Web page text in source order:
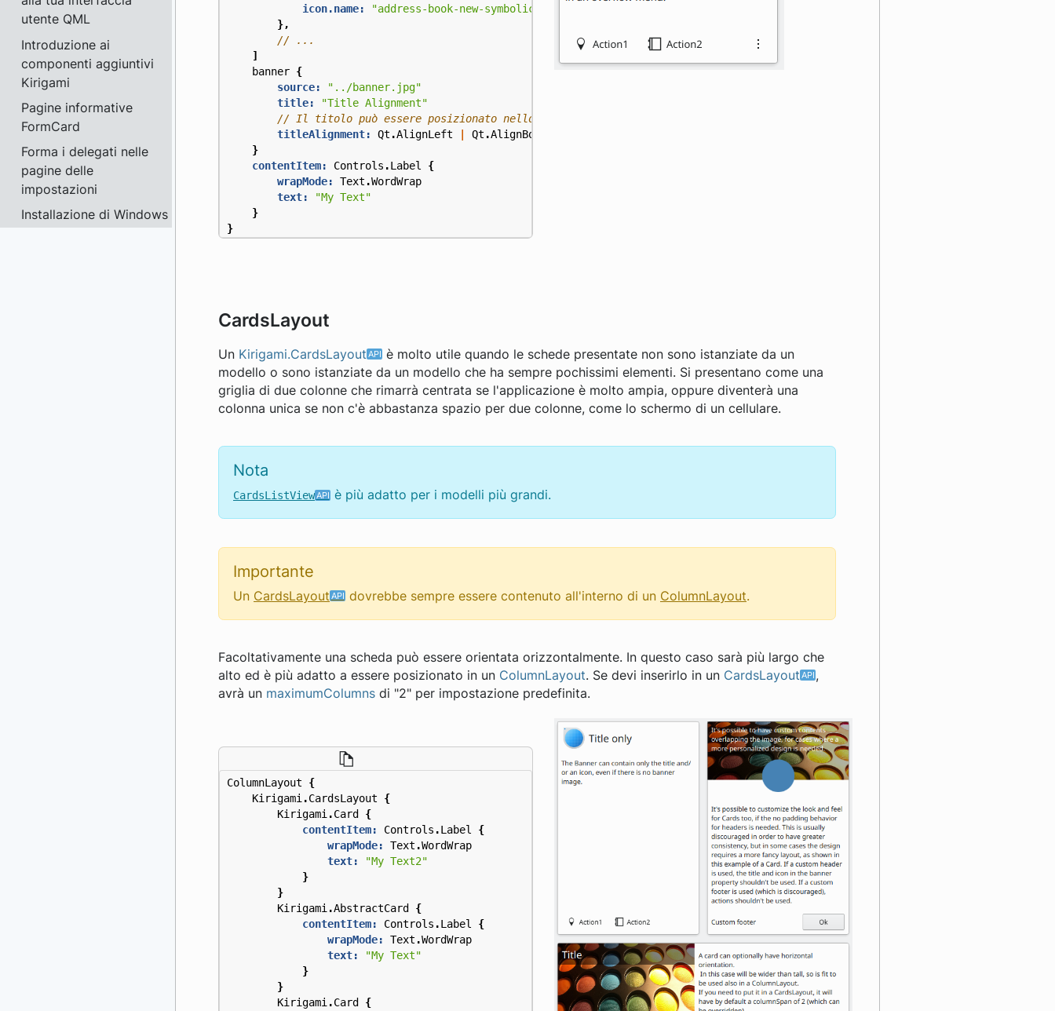
utente QML
Introduzione ai
componenti aggiuntivi
Kirigami
Pagine informative
FormCard
Forma i delegati nelle
pagine delle
impostazioni
Installazione di Windows
icon.name:
"address-book-new-symbolic"
},
banner {
source:
"../banner.jpg"
title:
"Title Alignment"
titleAlignment:
Qt .AlignLeft Qt .AlignBottom
}
contentItem:
Controls . Label
{
wrapMode:
Text .WordWrap
text:
"My Text"
}
}
CardsLayout
Un Kirigami.CardsLayout
è molto utile quando le schede presentate non sono istanziate da un
modello o sono istanziate da un modello che ha sempre pochissimi elementi. Si presentano come una
griglia di due colonne che rimarrà centrata se l'applicazione è molto ampia, oppure diventerà una
colonna unica se non c'è abbastanza spazio per due colonne, come lo schermo di un cellulare.
Nota
CardsListView è più adatto per i modelli più grandi.
Importante
Un CardsLayout dovrebbe sempre essere contenuto all'interno di un ColumnLayout.
Facoltativamente una scheda può essere orientata orizzontalmente. In questo caso sarà più largo che
alto ed è più adatto a essere posizionato in un ColumnLayout. Se devi inserirlo in un CardsLayout
,
avrà un maximumColumns di "2" per impostazione predefinita.
ColumnLayout
{
Kirigami.CardsLayout
{
Kirigami.Card
{
contentItem:
Controls .Label
{
wrapMode:
Text .WordWrap
text:
"My Text2"
}
}
Kirigami.AbstractCard
{
contentItem:
Controls .Label
{
wrapMode:
Text .WordWrap
text:
"My Text"
}
}
Kirigami.Card
{